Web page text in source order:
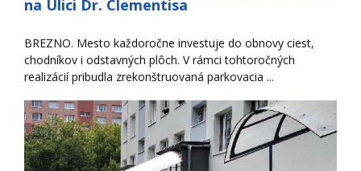
na Ulici Dr. Clementisa
BREZNO. Mesto každoročne investuje do obnovy ciest,
chodníkov i odstavných plôch. V rámci tohtoročných
realizácií pribudla zrekonštruovaná parkovacia ...